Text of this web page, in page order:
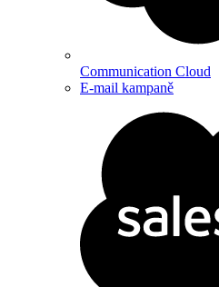
Communication Cloud
E-mail kampaně